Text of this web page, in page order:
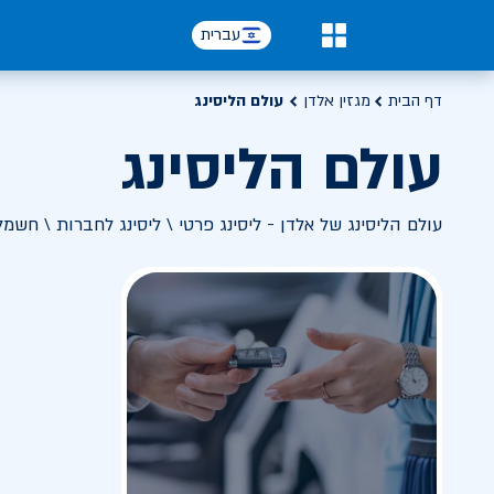
עברית
דף הבית מגזין אלדן עולם הליסינג
עולם הליסינג
עולם הליסינג של אלדן - ליסינג פרטי \ ליסינג לחברות \